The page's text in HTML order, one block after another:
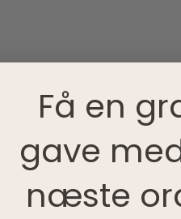
Få en
gave
næste